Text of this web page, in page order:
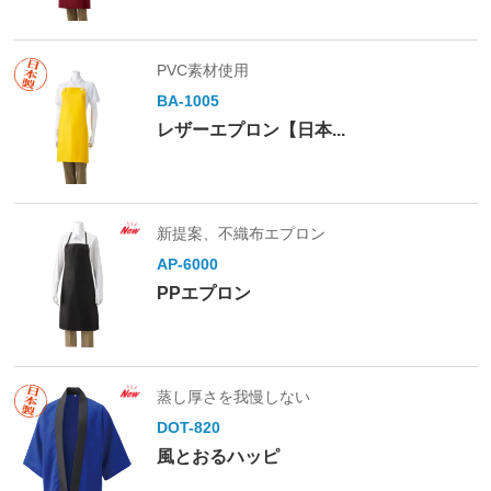
PVC素材使用
BA-1005
レザーエプロン【日本...
新提案、不織布エプロン
AP-6000
PPエプロン
蒸し厚さを我慢しない
DOT-820
風とおるハッピ